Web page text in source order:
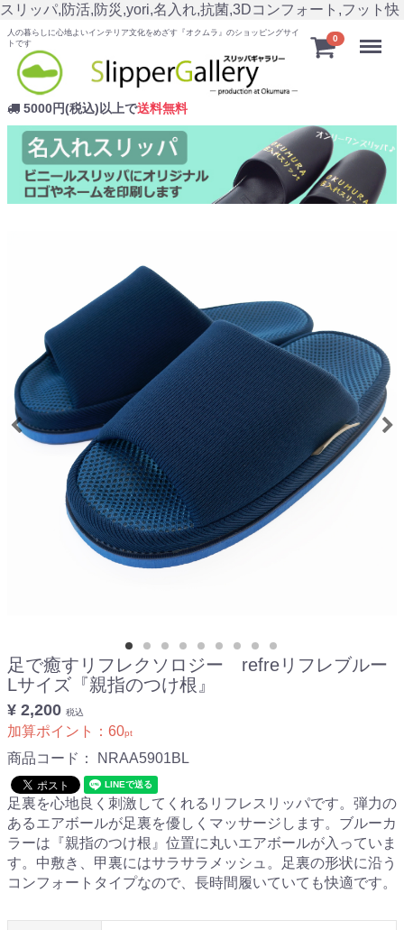
スリッパ,防活,防災,yori,名入れ,抗菌,3Dコンフォート,フット快
人の暮らしに心地よいインテリア文化をめざす『オクムラ』のショッピングサイ
トです
5000円(税込)以上で送料無料
0 Menu
足で癒すリフレクソロジー refreリフレブルー
Lサイズ『親指のつけ根』
¥ 2,200 税込
加算ポイント： 60pt
商品コード： NRAA5901BL
足裏を心地良く刺激してくれるリフレスリッパです。弾力の
あるエアボールが足裏を優しくマッサージします。ブルーカ
ラーは『親指のつけ根』位置に丸いエアボールが入っていま
す。中敷き、甲裏にはサラサラメッシュ。足裏の形状に沿う
コンフォートタイプなので、長時間履いていても快適です。